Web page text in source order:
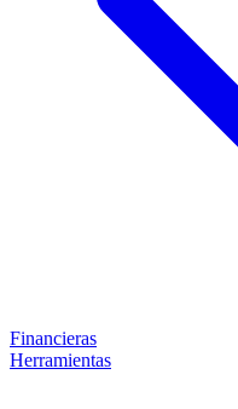
Financieras
Herramientas